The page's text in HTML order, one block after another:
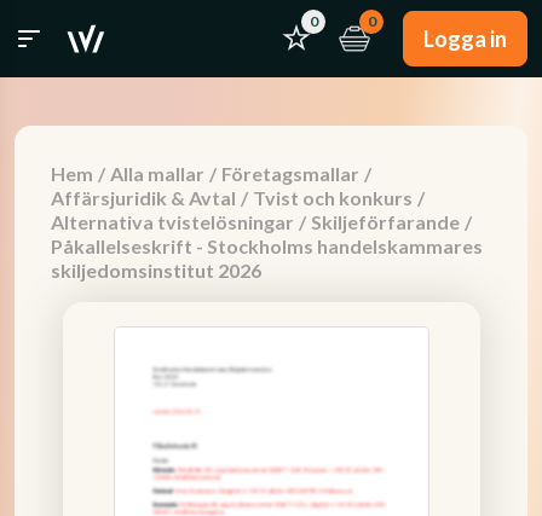
0 0
Logga in
Hem / Alla mallar / Företagsmallar /
Affärsjuridik & Avtal / Tvist och konkurs /
Alternativa tvistelösningar / Skiljeförfarande /
Påkallelseskrift - Stockholms handelskammares
skiljedomsinstitut 2026